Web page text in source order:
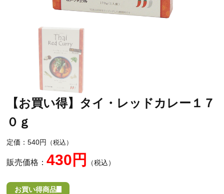
【お買い得】タイ・レッドカレー１７
０ｇ
定価：540円 （税込）
販売価格：430円 （税込）
お買い得商品